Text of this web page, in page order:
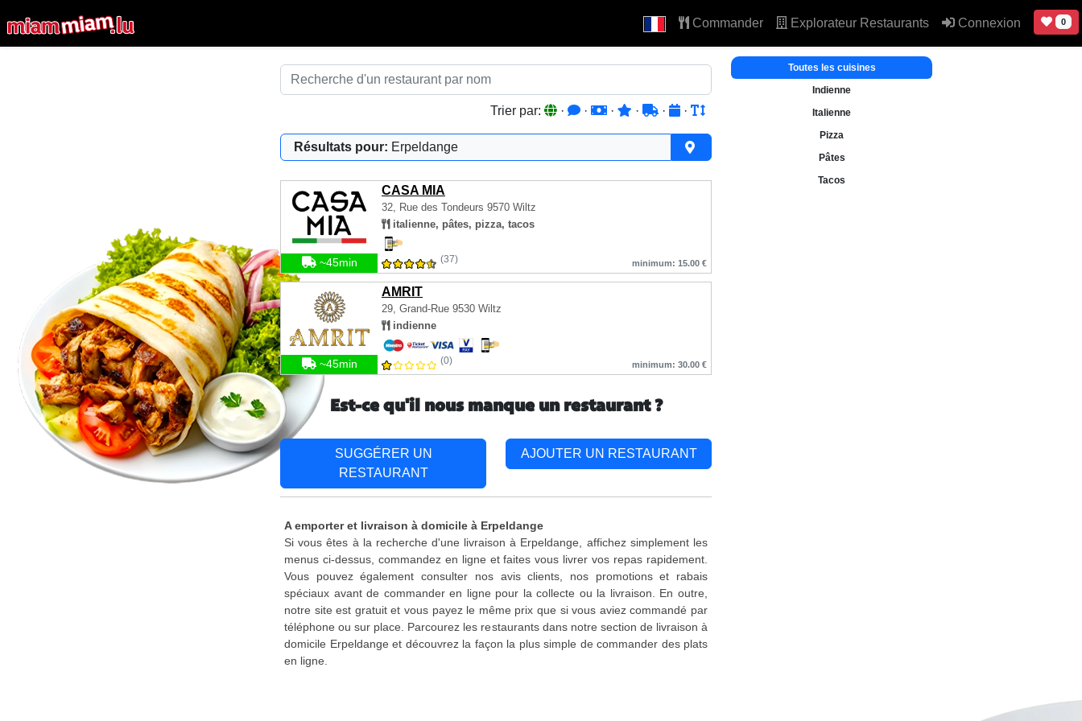
Commander Explorateur Restaurants Connexion 0
Trier par: · · · · · ·
Résultats pour: Erpeldange
CASA MIA
32, Rue des Tondeurs 9570 Wiltz
italienne, pâtes, pizza, tacos
~45min (37) minimum: 15.00 €
AMRIT
29, Grand-Rue 9530 Wiltz
indienne
~45min (0) minimum: 30.00 €
Toutes les cuisines
Indienne
Italienne
Pizza
Pâtes
Tacos
Est-ce qu'il nous manque un restaurant ?
SUGGÉRER UN
RESTAURANT
AJOUTER UN RESTAURANT
A emporter et livraison à domicile à Erpeldange
Si vous êtes à la recherche d'une livraison à Erpeldange, affichez simplement les
menus ci-dessus, commandez en ligne et faites vous livrer vos repas rapidement.
Vous pouvez également consulter nos avis clients, nos promotions et rabais
spéciaux avant de commander en ligne pour la collecte ou la livraison. En outre,
notre site est gratuit et vous payez le même prix que si vous aviez commandé par
téléphone ou sur place. Parcourez les restaurants dans notre section de livraison à
domicile Erpeldange et découvrez la façon la plus simple de commander des plats
en ligne.